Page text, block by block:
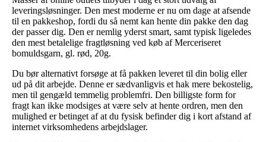
leveringsløsninger. Den mest moderne er nu om dage at afsende
til en pakkeshop, fordi du så nemt kan hente din pakke den dag
der passer dig. Den er nemlig yderst smart, samt typisk ligeledes
den mest betalelige fragtløsning ved køb af Merceriseret
bomuldsgarn, gl. rød, 20g.
Du bør alternativt forsøge at få pakken leveret til din bolig eller
ud på dit arbejde. Denne er sædvanligvis et hak mere bekostelig,
men til gengæld temmelig problemfri. Den billigste form for
fragt kan ikke modsiges at være selv at hente ordren, men den
mulighed er betinget af at du fysisk befinder dig i kort afstand af
internet virksomhedens arbejdslager.